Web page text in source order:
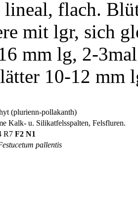
flach.
mit lgr, sich
mm lg, 2-
10-12 mm
(plurienn-pollakanth)
Kalk- u. Silikatfelsspalten, Felsfluren.
R7 F2 N1
pallentis